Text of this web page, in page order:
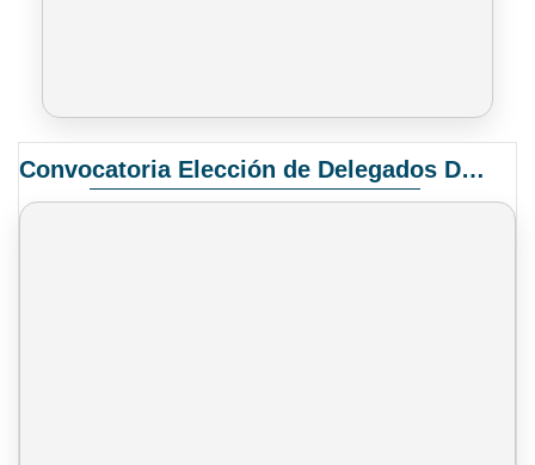
Convocatoria Elección de Delegados Docentes para el XIV Congreso Nacional de Universidades